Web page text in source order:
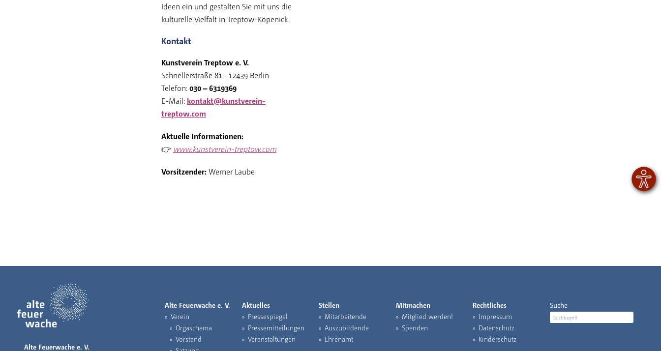
Ideen ein und gestalten Sie mit uns die
kulturelle Vielfalt in Treptow-Köpenick.
Kontakt
Kunstverein Treptow e. V.
Schnellerstraße 81 · 12439 Berlin
Telefon:030 – 6319369
E-Mail: kontakt@kunstverein-
treptow.com
Aktuelle Informationen:
👉 www.kunstverein-treptow.com
Vorsitzender:Werner Laube
Alte Feuerwache e. V.
Alte Feuerwache e. V.
Verein
Orgaschema
Vorstand
Aktuelles
Pressespiegel
Pressemitteilungen
Veranstaltungen
Stellen
Mitarbeitende
Auszubildende
Ehrenamt
Mitmachen
Mitglied werden!
Spenden
Rechtliches
Impressum
Datenschutz
Kinderschutz
Suche